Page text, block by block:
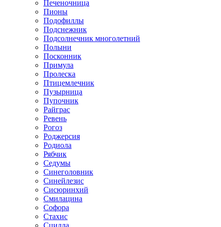
Печеночница
Пионы
Подофиллы
Подснежник
Подсолнечник многолетний
Полыни
Посконник
Примула
Пролеска
Птицемлечник
Пузырница
Пупочник
Райграс
Ревень
Рогоз
Роджерсия
Родиола
Рябчик
Седумы
Синеголовник
Синейлезис
Сисюринхий
Смилацина
Софора
Стахис
Сцилла